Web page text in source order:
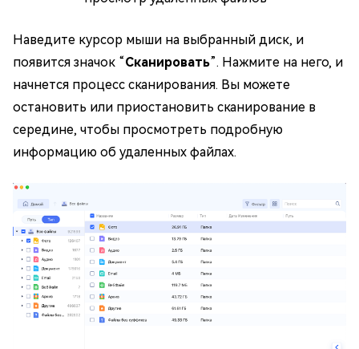
Наведите курсор мыши на выбранный диск, и
появится значок “Сканировать”. Нажмите на него, и
начнется процесс сканирования. Вы можете
остановить или приостановить сканирование в
середине, чтобы просмотреть подробную
информацию об удаленных файлах.